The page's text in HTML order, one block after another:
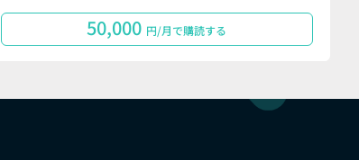
50,000 円/月で購読する